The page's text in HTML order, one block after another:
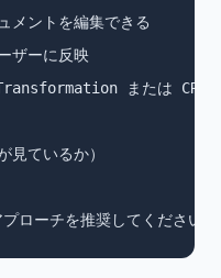
メントを編集できる
ザーに反映
または CRDT
ているか）
ローチを推奨してください。